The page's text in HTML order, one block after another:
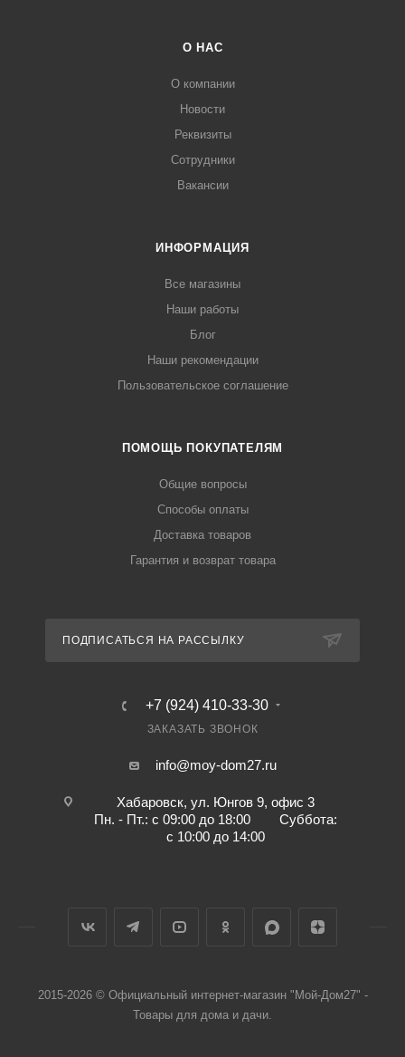
О НАС
О компании
Новости
Реквизиты
Сотрудники
Вакансии
ИНФОРМАЦИЯ
Все магазины
Наши работы
Блог
Наши рекомендации
Пользовательское соглашение
ПОМОЩЬ ПОКУПАТЕЛЯМ
Общие вопросы
Способы оплаты
Доставка товаров
Гарантия и возврат товара
ПОДПИСАТЬСЯ НА РАССЫЛКУ
+7 (924) 410-33-30
ЗАКАЗАТЬ ЗВОНОК
info@moy-dom27.ru
Хабаровск, ул. Юнгов 9, офис 3
Пн. - Пт.: с 09:00 до 18:00 Суббота:
с 10:00 до 14:00
2015-2026 © Официальный интернет-магазин "Мой-Дом27" -
Товары для дома и дачи.